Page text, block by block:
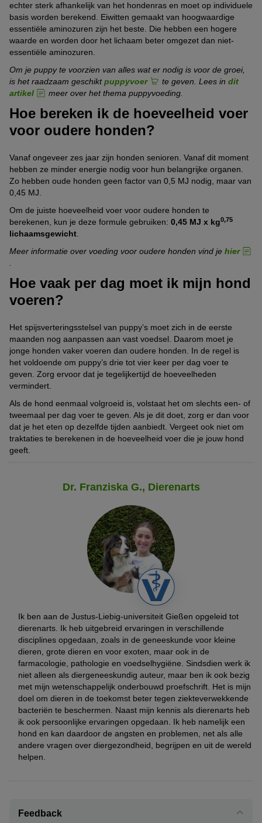
echter sterk afhankelijk van het hondenras en moet op individuele
basis worden berekend. Eiwitten gemaakt van hoogwaardige
essentiële aminozuren zijn het beste. Die hebben een hogere
waarde en worden door het lichaam beter omgezet dan niet-
essentiële aminozuren.
Om je puppy te voorzien van alles wat er nodig is voor de groei,
is het raadzaam geschiktpuppyvoer te geven. Lees in dit
artikel
meer over het thema puppyvoeding.
Hoe bereken ik de hoeveelheid voer
voor oudere honden?
Vanaf ongeveer zes jaar zijn honden senioren. Vanaf dit moment
hebben ze minder energie nodig voor hun belangrijke organen.
Zo hebben oude honden geen factor van 0,5 MJ nodig, maar van
0,45 MJ.
Om de juiste hoeveelheid voer voor oudere honden te
berekenen, kun je deze formule gebruiken: 0,45 MJ x kg0,75
lichaamsgewicht
Meer informatie over voeding voor oudere honden vind je hier
Hoe vaak per dag moet ik mijn hond
voeren?
Het spijsverteringsstelsel van puppy’s moet zich in de eerste
maanden nog aanpassen aan vast voedsel. Daarom moet je
jonge honden vaker voeren dan oudere honden. In de regel is
het voldoende om puppy’s drie tot vier keer per dag voer te
geven. Zorg ervoor dat je tegelijkertijd de hoeveelheden
vermindert.
Als de hond eenmaal volgroeid is, volstaat het om slechts een- of
tweemaal per dag voer te geven. Als je dit doet, zorg er dan voor
dat je het eten op dezelfde tijden aanbiedt. Vergeet ook niet om
traktaties te berekenen in de hoeveelheid voer die je jouw hond
geeft.
Dr. Franziska G., Dierenarts
Ik ben aan de Justus-Liebig-universiteit Gießen opgeleid tot
dierenarts. Ik heb uitgebreid ervaringen in verschillende
disciplines opgedaan, zoals in de geneeskunde voor kleine
dieren, grote dieren en voor exoten, maar ook in de
farmacologie, pathologie en voedselhygiëne. Sindsdien werk ik
niet alleen als diergeneeskundig auteur, maar ben ik ook bezig
met mijn wetenschappelijk onderbouwd proefschrift. Het is mijn
doel om dieren in de toekomst beter tegen ziekteverwekkende
bacteriën te beschermen. Naast mijn kennis als dierenarts heb
ik ook persoonlijke ervaringen opgedaan. Ik heb namelijk een
hond en kan daardoor de angsten en problemen, net als alle
andere vragen over diergezondheid, begrijpen en uit de wereld
helpen.
Feedback